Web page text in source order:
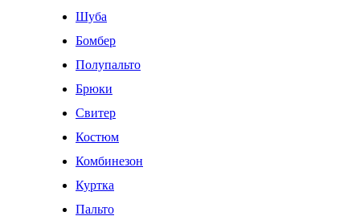
Шуба
Бомбер
Полупальто
Брюки
Свитер
Костюм
Комбинезон
Куртка
Пальто